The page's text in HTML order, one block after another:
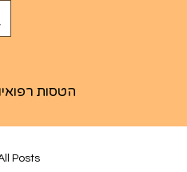
הטסות
Posts